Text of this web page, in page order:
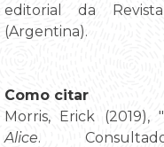
editorial da
(Argentina).
Como citar
Morris, Erick (2019),
Alice.